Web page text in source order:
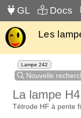
GL Docs
Les
Lampe 242
Nouvelle
La lampe
Tétrode HF à pente